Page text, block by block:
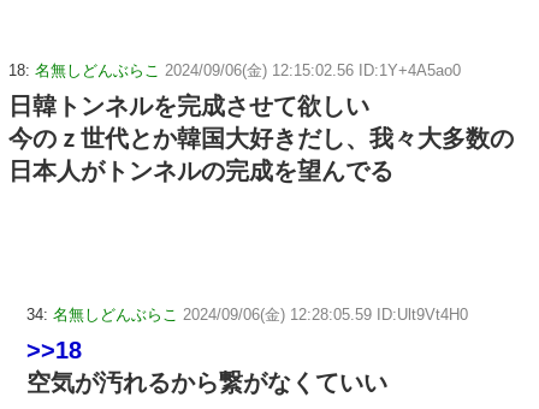
18: 名無しどんぶらこ 2024/09/06(金) 12:15:02.56 ID:1Y+4A5ao0
日韓トンネルを完成させて欲しい
今のｚ世代とか韓国大好きだし、我々大多数の
日本人がトンネルの完成を望んでる
34: 名無しどんぶらこ 2024/09/06(金) 12:28:05.59 ID:Ult9Vt4H0
>>18
空気が汚れるから繋がなくていい